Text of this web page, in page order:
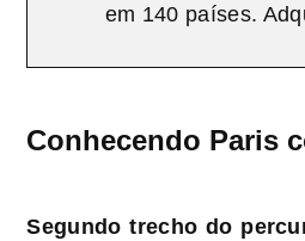
em 140 países.
Conhecendo Paris
Segundo trecho do